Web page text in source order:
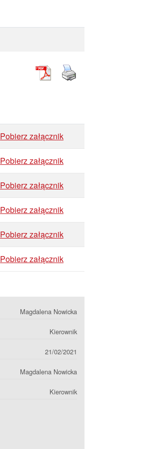
Pobierz załącznik
Pobierz załącznik
Pobierz załącznik
Pobierz załącznik
Pobierz załącznik
Pobierz załącznik
Magdalena Nowicka
Kierownik
21/02/2021
Magdalena Nowicka
Kierownik